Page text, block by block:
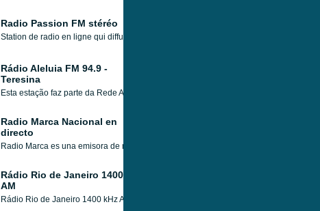
Radio Passion FM stéréo
Station de radio en ligne qui diffuse depuis Haïti, avec une programmation musicale
Rádio Aleluia FM 94.9 -
Teresina
Esta estação faz parte da Rede Aleluia, uma rede de rádios focada na
Radio Marca Nacional en
directo
Radio Marca es una emisora de radio nacida a partir del periódico Marca, uno de
Rádio Rio de Janeiro 1400
AM
Rádio Rio de Janeiro 1400 kHz AM - A emissora da fraternidade, que toda a família